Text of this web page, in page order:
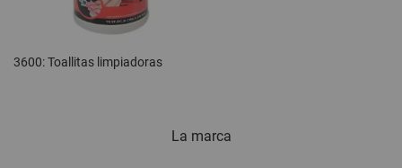
3600: Toallitas limpiadoras
La marca